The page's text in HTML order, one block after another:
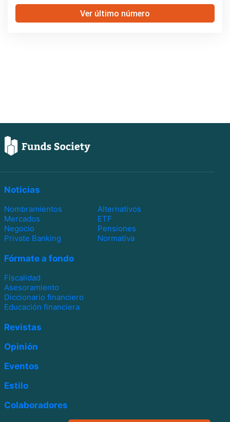
Ver último número
Noticias
Nombramientos
Alternativos
Mercados
ETF
Negocio
Pensiones
Private Banking
Normativa
Fórmate a fondo
Fiscalidad
Asesoramiento
Diccionario financiero
Educación financiera
Revistas
Opinión
Eventos
Estilo
Colaboradores